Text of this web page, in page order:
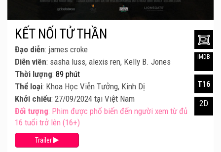
KẾT NỐI TỬ THẦN
Đạo diễn: james croke
Diễn viên: sasha luss, alexis ren, Kelly B. Jones
Thời lượng: 89 phút
Thể loại: Khoa Học Viễn Tưởng, Kinh Dị
Khởi chiếu: 27/09/2024 tại Việt Nam
Đối tượng: Phim được phổ biến đến người xem từ đủ
16 tuổi trở lên (16+)
Trailer
IMDB
T16
2D